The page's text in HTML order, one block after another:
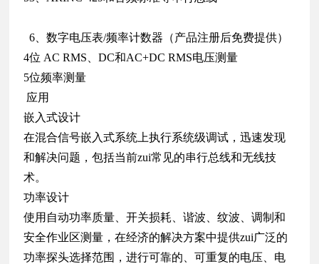
6、数字电压表/频率计数器（产品注册后免费提供）
4位 AC RMS、DC和AC+DC RMS电压测量
5位频率测量
应用
嵌入式设计
在混合信号嵌入式系统上执行系统级调试，迅速发现
和解决问题，包括当前zui常见的串行总线和无线技
术。
功率设计
使用自动功率质量、开关损耗、谐波、纹波、调制和
安全作业区测量，在经济的解决方案中提供zui广泛的
功率探头选择范围，进行可靠的、可重复的电压、电